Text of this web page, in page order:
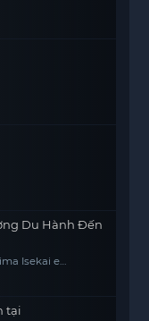
Du Hành Đến
Isekai e
tại